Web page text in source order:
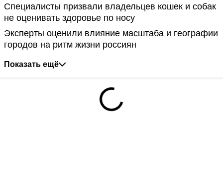
Специалисты призвали владельцев кошек и собак
не оценивать здоровье по носу
Эксперты оценили влияние масштаба и географии
городов на ритм жизни россиян
Показать ещё